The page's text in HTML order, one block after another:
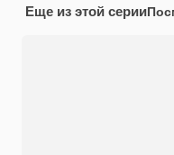
Еще из этой серии